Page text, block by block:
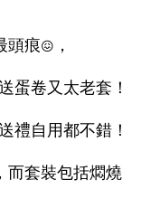
頭痕😖 ，
蛋卷又太老套！
禮自用都不錯！
而套裝包括燜燒